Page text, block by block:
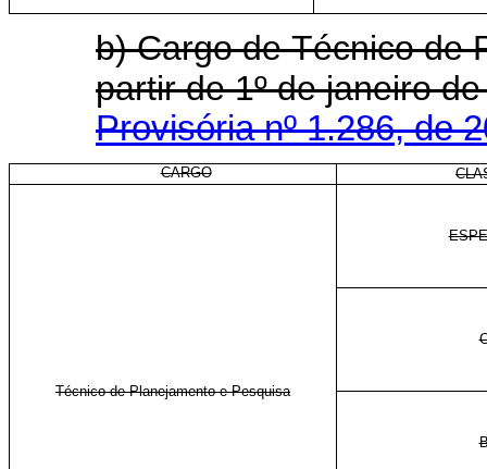
b) Cargo deTécnico de
partir de 1º de janeiro
Provisória nº 1.286, de
CARGO
Técnico de Planejamento e Pesquisa